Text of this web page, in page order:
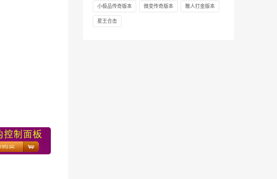
小极品传奇版本 微变传奇版本 散人打金版本
星王合击